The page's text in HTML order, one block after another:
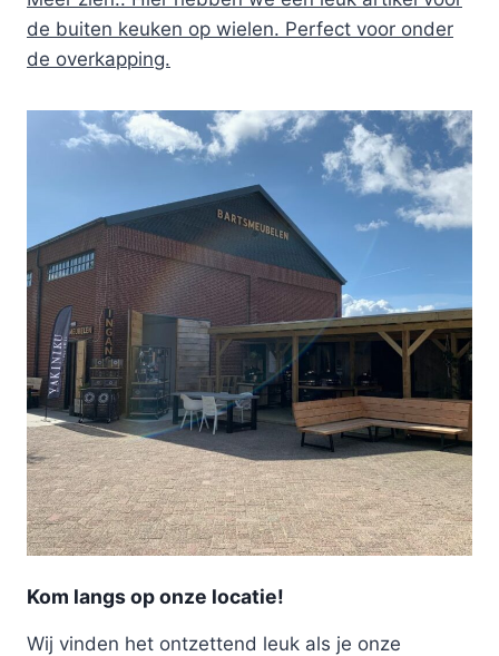
de buiten keuken op wielen. Perfect voor onder
de overkapping.
Kom langs op onze locatie!
Wij vinden het ontzettend leuk als je onze